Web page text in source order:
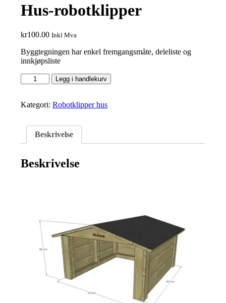
Hus-robotklipper
kr100.00 Inkl Mva
Byggtegningen har enkel fremgangsmåte, deleliste og
innkjøpsliste
Hus-
robotklipper
Legg i handlekurv
Kategori:Robotklipper hus
Beskrivelse
Beskrivelse